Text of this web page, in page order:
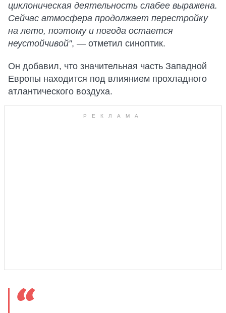
циклоническая деятельность слабее выражена.
Сейчас атмосфера продолжает перестройку
на лето, поэтому и погода остается
неустойчивой", — отметил синоптик.
Он добавил, что значительная часть Западной
Европы находится под влиянием прохладного
атлантического воздуха.